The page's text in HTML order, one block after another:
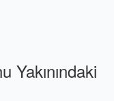
Yakınındaki